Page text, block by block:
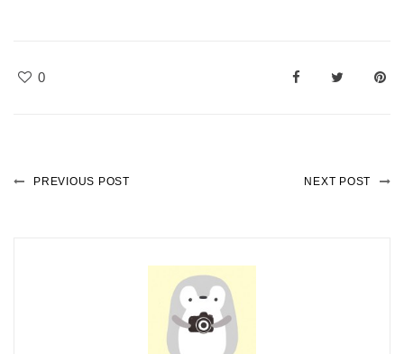
0
PREVIOUS POST NEXT POST